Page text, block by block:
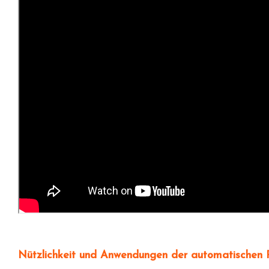
Nützlichkeit und Anwendungen der automatischen